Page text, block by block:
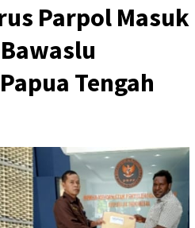
Parpol Masuk
Tengah